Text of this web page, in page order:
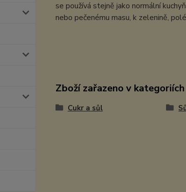
se používá stejně jako normální
nebo pečenému masu, k zelenině,
Zboží zařazeno v kategoriích
Cukr a sůl